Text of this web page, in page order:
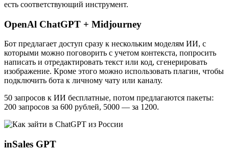
есть соответствующий инструмент.
OpenAl ChatGPT + Midjourney
Бот предлагает доступ сразу к нескольким моделям ИИ, с
которыми можно поговорить с учетом контекста, попросить
написать и отредактировать текст или код, сгенерировать
изображение. Кроме этого можно использовать плагин, чтобы
подключить бота к личному чату или каналу.
50 запросов к ИИ бесплатные, потом предлагаются пакеты:
200 запросов за 600 рублей, 5000 — за 1200.
inSales GPT